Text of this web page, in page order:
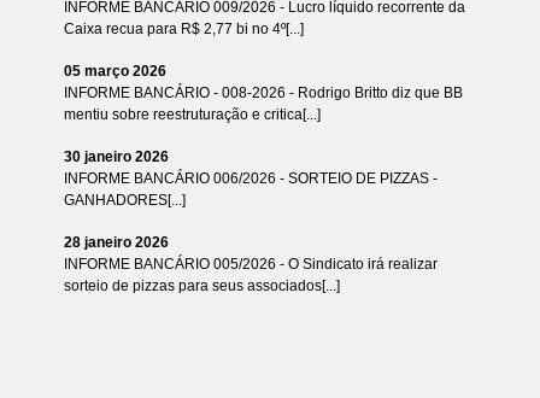
INFORME BANCÁRIO 009/2026 - Lucro líquido recorrente da
Caixa recua para R$ 2,77 bi no 4º[...]
05 março 2026
INFORME BANCÁRIO - 008-2026 - Rodrigo Britto diz que BB
mentiu sobre reestruturação e critica[...]
30 janeiro 2026
INFORME BANCÁRIO 006/2026 - SORTEIO DE PIZZAS -
GANHADORES[...]
28 janeiro 2026
INFORME BANCÁRIO 005/2026 - O Sindicato irá realizar
sorteio de pizzas para seus associados[...]